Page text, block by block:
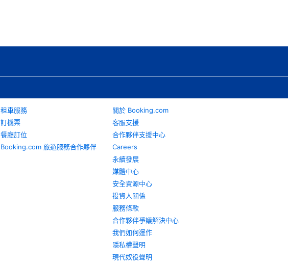
租車服務
訂機票
餐廳訂位
Booking.com 旅遊服務合作夥伴
關於 Booking.com
客服支援
合作夥伴支援中心
Careers
永續發展
媒體中心
安全資源中心
投資人關係
服務條款
合作夥伴爭議解決中心
我們如何運作
隱私權聲明
現代奴役聲明